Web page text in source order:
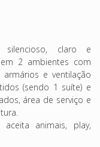
claro e
2 ambientes com
e ventilação
(sendo 1 suíte) e
área de serviço e
animais, play,